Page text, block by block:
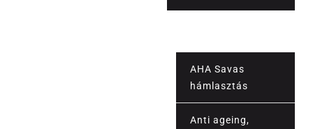
AHA Savas
hámlasztás
Anti ageing,